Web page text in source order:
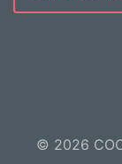
© 2026